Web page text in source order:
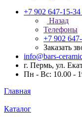
+7 902 647-15-34
Назад
Телефоны
+7 902
Заказать
info@bars-
г. Пермь, ул.
Пн - Вс: 10.00 -
Главная
Каталог